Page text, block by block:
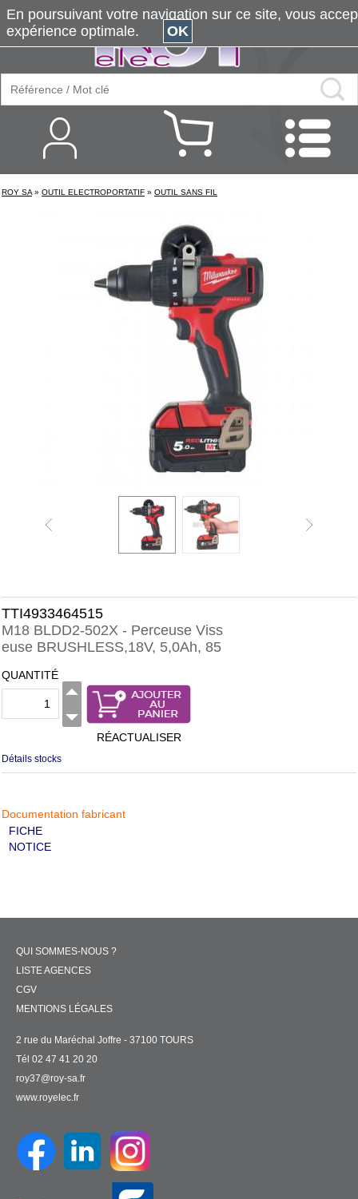
ROY SA » OUTIL ELECTROPORTATIF » OUTIL SANS FIL
TTI4933464515
M18 BLDD2-502X - Perceuse Viss
euse BRUSHLESS,18V, 5,0Ah, 85
QUANTITÉ
RÉACTUALISER
Détails stocks
Documentation fabricant
FICHE
NOTICE
QUI SOMMES-NOUS ?
LISTE AGENCES
CGV
MENTIONS LÉGALES
2 rue du Maréchal Joffre - 37100 TOURS
Tél 02 47 41 20 20
roy37@roy-sa.fr
www.royelec.fr
En poursuivant votre navigation sur ce site, vous
expérience optimale.
OK